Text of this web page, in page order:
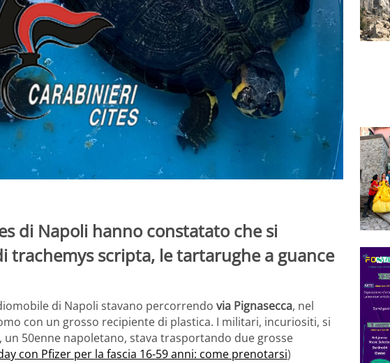
di Napoli hanno constatato che si
trachemys scripta, le tartarughe a guance
di Napoli stavano percorrendo via Pignasecca, nel
con un grosso recipiente di plastica. I militari, incuriositi, si
50enne napoletano, stava trasportando due grosse
con Pfizer per la fascia 16-59 anni: come prenotarsi)